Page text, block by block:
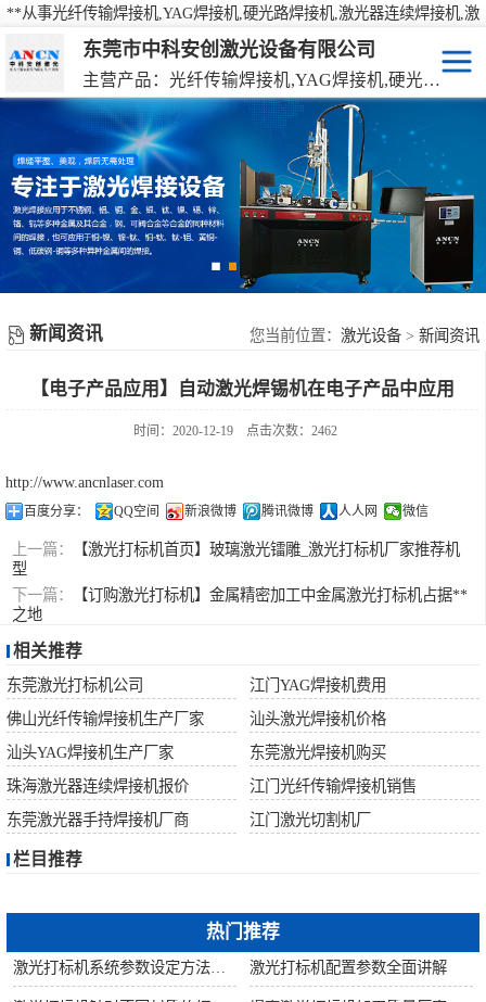
**从事光纤传输焊接机,YAG焊接机,硬光路焊接机,激光器连续焊接机,激
光焊接机,激光打标机,激光切割机等产品的研发、生产、销售
东莞市中科安创激光设备有限公司
主营产品：光纤传输焊接机,YAG焊接机,硬光路焊接机,激光器连续焊接机
新闻资讯 您当前位置： 激光设备 > 新闻资讯
【电子产品应用】自动激光焊锡机在电子产品中应用
时间：2020-12-19 点击次数：2462
http://www.ancnlaser.com
百度分享： QQ空间 新浪微博 腾讯微博 人人网 微信
上一篇：
【激光打标机首页】玻璃激光镭雕_激光打标机厂家推荐机
型
下一篇：
【订购激光打标机】金属精密加工中金属激光打标机占据**
之地
相关推荐
东莞激光打标机公司
江门YAG焊接机费用
佛山光纤传输焊接机生产厂家
汕头激光焊接机价格
汕头YAG焊接机生产厂家
东莞激光焊接机购买
珠海激光器连续焊接机报价
江门光纤传输焊接机销售
东莞激光器手持焊接机厂商
江门激光切割机厂
栏目推荐
热门推荐
激光打标机配置参数全面讲解
激光焊接机
激光打标机
激光切割机
YAG硬光路激光焊接机
光纤传输激光焊接机
光纤激光器连续焊接机
机械手激光焊接机
手持激光焊接机